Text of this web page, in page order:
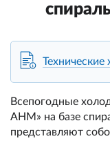
Всепогодные
AHM» на базе
представляют